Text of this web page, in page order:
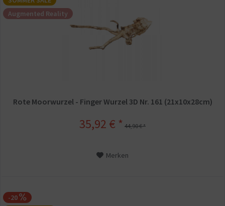
Augmented Reality
Rote Moorwurzel - Finger Wurzel 3D Nr. 161 (21x10x28cm)
35,92 € * 44,90 € *
Merken
-20